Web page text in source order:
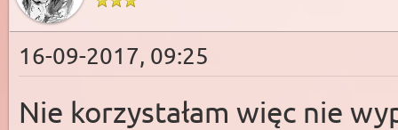
16-09-2017, 09:25
Nie korzystałam więc nie